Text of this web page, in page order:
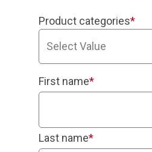
Product categories*
Select Value
First name*
Last name*